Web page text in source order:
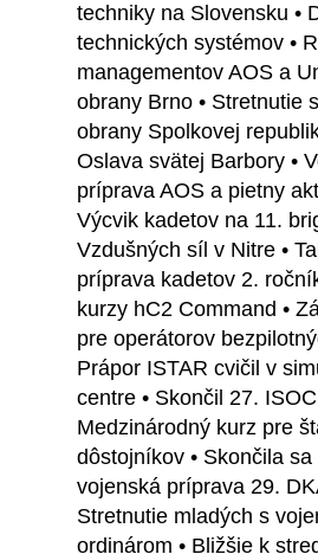
techniky na Slovensku •
technických systémov •
managementov AOS a
obrany Brno • Stretnutie
obrany Spolkovej
Oslava svätej Barbory •
príprava AOS a pietny
Výcvik kadetov na 11.
Vzdušných síl v Nitre •
príprava kadetov 2.
kurzy hC2 Command •
pre operátorov
Prápor ISTAR cvičil v
centre • Skončil 27. ISOC
Medzinárodný kurz pre
dôstojníkov • Skončila
vojenská príprava 29.
Stretnutie mladých s
ordinárom • Bližšie k